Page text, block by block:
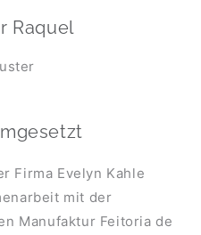
Raquel
Firma Evelyn Kahle
mit der
Manufaktur Feitoria de